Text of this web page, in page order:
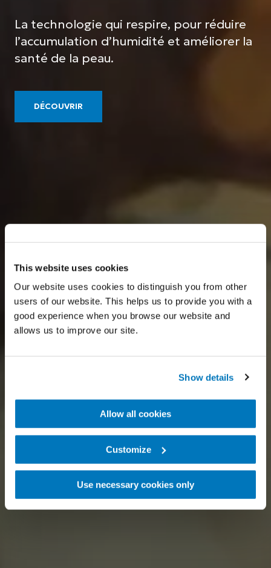
This website uses cookies
Our website uses cookies to distinguish you from other
users of our website. This helps us to provide you with a
good experience when you browse our website and
allows us to improve our site.
Show details
Allow all cookies
Customize
Use necessary cookies only
La technologie qui respire, pour réduire
l’accumulation d’humidité et améliorer la
santé de la peau.
DÉCOUVRIR